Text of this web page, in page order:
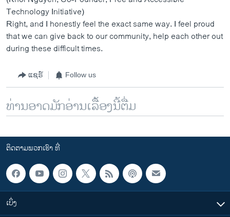
Technology Initiative)
Right, and I honestly feel the exact same way. I feel proud
that we can give back to our community, help each other out
during these difficult times.
ແຊຣ໌ Follow us
ທ່ານອາດມັກອ່ານເລື້ອງນີ້ຕື່ມ
ຕິດຕາມພວກເຮົາ ທີ່
ເບິ່ງ